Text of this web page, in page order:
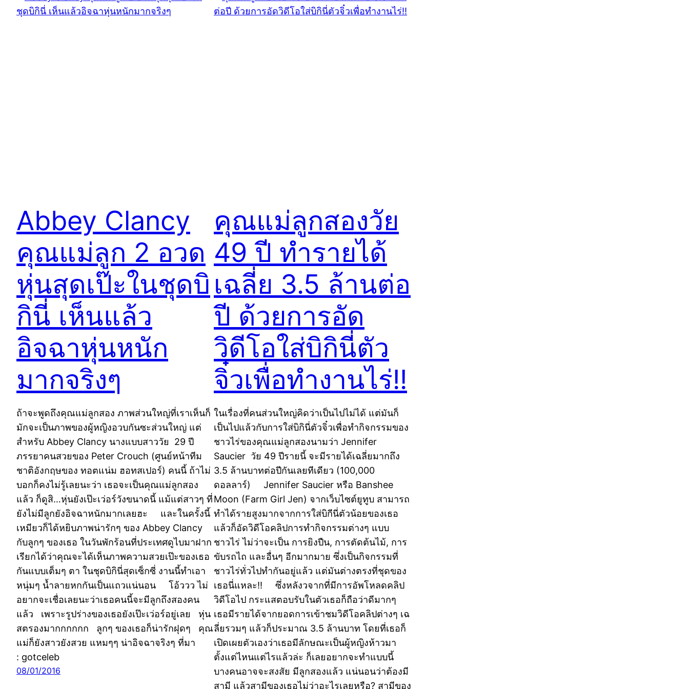
Abbey Clancy
คุณแม่ลูก 2 อวด
หุ่นสุดเป๊ะในชุดบิ
กินี่ เห็นแล้ว
อิจฉาหุ่นหนัก
มากจริงๆ
ถ้าจะพูดถึงคุณแม่ลูกสอง ภาพส่วนใหญ่ที่เราเห็นก็
มักจะเป็นภาพของผู้หญิงอวบกันซะส่วนใหญ่ แต่
สำหรับ Abbey Clancy นางแบบสาววัย 29 ปี
ภรรยาคนสวยของ Peter Crouch (ศูนย์หน้าทีม
ชาติอังกฤษของ ทอตแน่ม ฮอทสเปอร์) คนนี้ ถ้าไม่
บอกก็คงไม่รู้เลยนะว่า เธอจะเป็นคุณแม่ลูกสอง
แล้ว ก็ดูสิ…หุ่นยังเป๊ะเว่อร์วังขนาดนี้ แม้แต่สาวๆ ที่
ยังไม่มีลูกยังอิจฉาหนักมากเลยฮะ และในครั้งนี้
เหมียวก็ได้หยิบภาพน่ารักๆ ของ Abbey Clancy
กับลูกๆ ของเธอ ในวันพักร้อนที่ประเทศดูไบมาฝาก
เรียกได้ว่าคุณจะได้เห็นภาพความสวยเป๊ะของเธอ
กันแบบเต็มๆ ตา ในชุดบิกินี่สุดเซ็กซี่ งานนี้ทำเอา
หนุ่มๆ น้ำลายหกกันเป็นแถวแน่นอน โอ้ววว ไม่
อยากจะเชื่อเลยนะว่าเธอคนนี้จะมีลูกถึงสองคน
แล้ว เพราะรูปร่างของเธอยังเป๊ะเว่อร์อยู่เลย หุ่น
สตรองมากกกกกก ลูกๆ ของเธอก็น่ารักฝุดๆ คุณ
แม่ก็ยังสาวยังสวย แหมๆๆ น่าอิจฉาจริงๆ ที่มา
: gotceleb
08/01/2016
คุณแม่ลูกสองวัย
49 ปี ทำรายได้
เฉลี่ย 3.5 ล้านต่อ
ปี ด้วยการอัด
วิดีโอใส่บิกินี่ตัว
จิ๋วเพื่อทำงานไร่!!
ในเรื่องที่คนส่วนใหญ่คิดว่าเป็นไปไม่ได้ แต่มันก็
เป็นไปแล้วกับการใส่บิกินี่ตัวจิ๋วเพื่อทำกิจกรรมของ
ชาวไร่ของคุณแม่ลูกสองนามว่า Jennifer
Saucier วัย 49 ปีรายนี้ จะมีรายได้เฉลี่ยมากถึง
3.5 ล้านบาทต่อปีกันเลยทีเดียว (100,000
ดอลลาร์) Jennifer Saucier หรือ Banshee
Moon (Farm Girl Jen) จากเว็บไซต์ยูทูบ สามารถ
ทำได้รายสูงมากจากการใส่บิกีนี่ตัวน้อยของเธอ
แล้วก็อัดวิดีโอคลิปการทำกิจกรรมต่างๆ แบบ
ชาวไร่ ไม่ว่าจะเป็น การยิงปืน, การตัดต้นไม้, การ
ขับรถไถ และอื่นๆ อีกมากมาย ซึ่งเป็นกิจกรรมที่
ชาวไร่ทั่วไปทำกันอยู่แล้ว แต่มันต่างตรงที่ชุดของ
เธอนี่แหละ!! ซึ่งหลังวจากที่มีการอัพโหลดคลิป
วิดีโอไป กระแสตอบรับในตัวเธอก็ถือว่าดีมากๆ
เธอมีรายได้จากยอดการเข้าชมวิดีโอคลิปต่างๆ เฉ
ลี่ยรวมๆ แล้วก็ประมาณ 3.5 ล้านบาท โดยที่เธอก็
เปิดเผยตัวเองว่าเธอมีลักษณะเป็นผู้หญิงห้าวมา
ตั้งแต่ไหนแต่ไรแล้วล่ะ ก็เลยอยากจะทำแบบนี้
บางคนอาจจะสงสัย มีลูกสองแล้ว แน่นอนว่าต้องมี
สามี แล้วสามีของเธอไม่ว่าอะไรเลยหรือ? สามีของ